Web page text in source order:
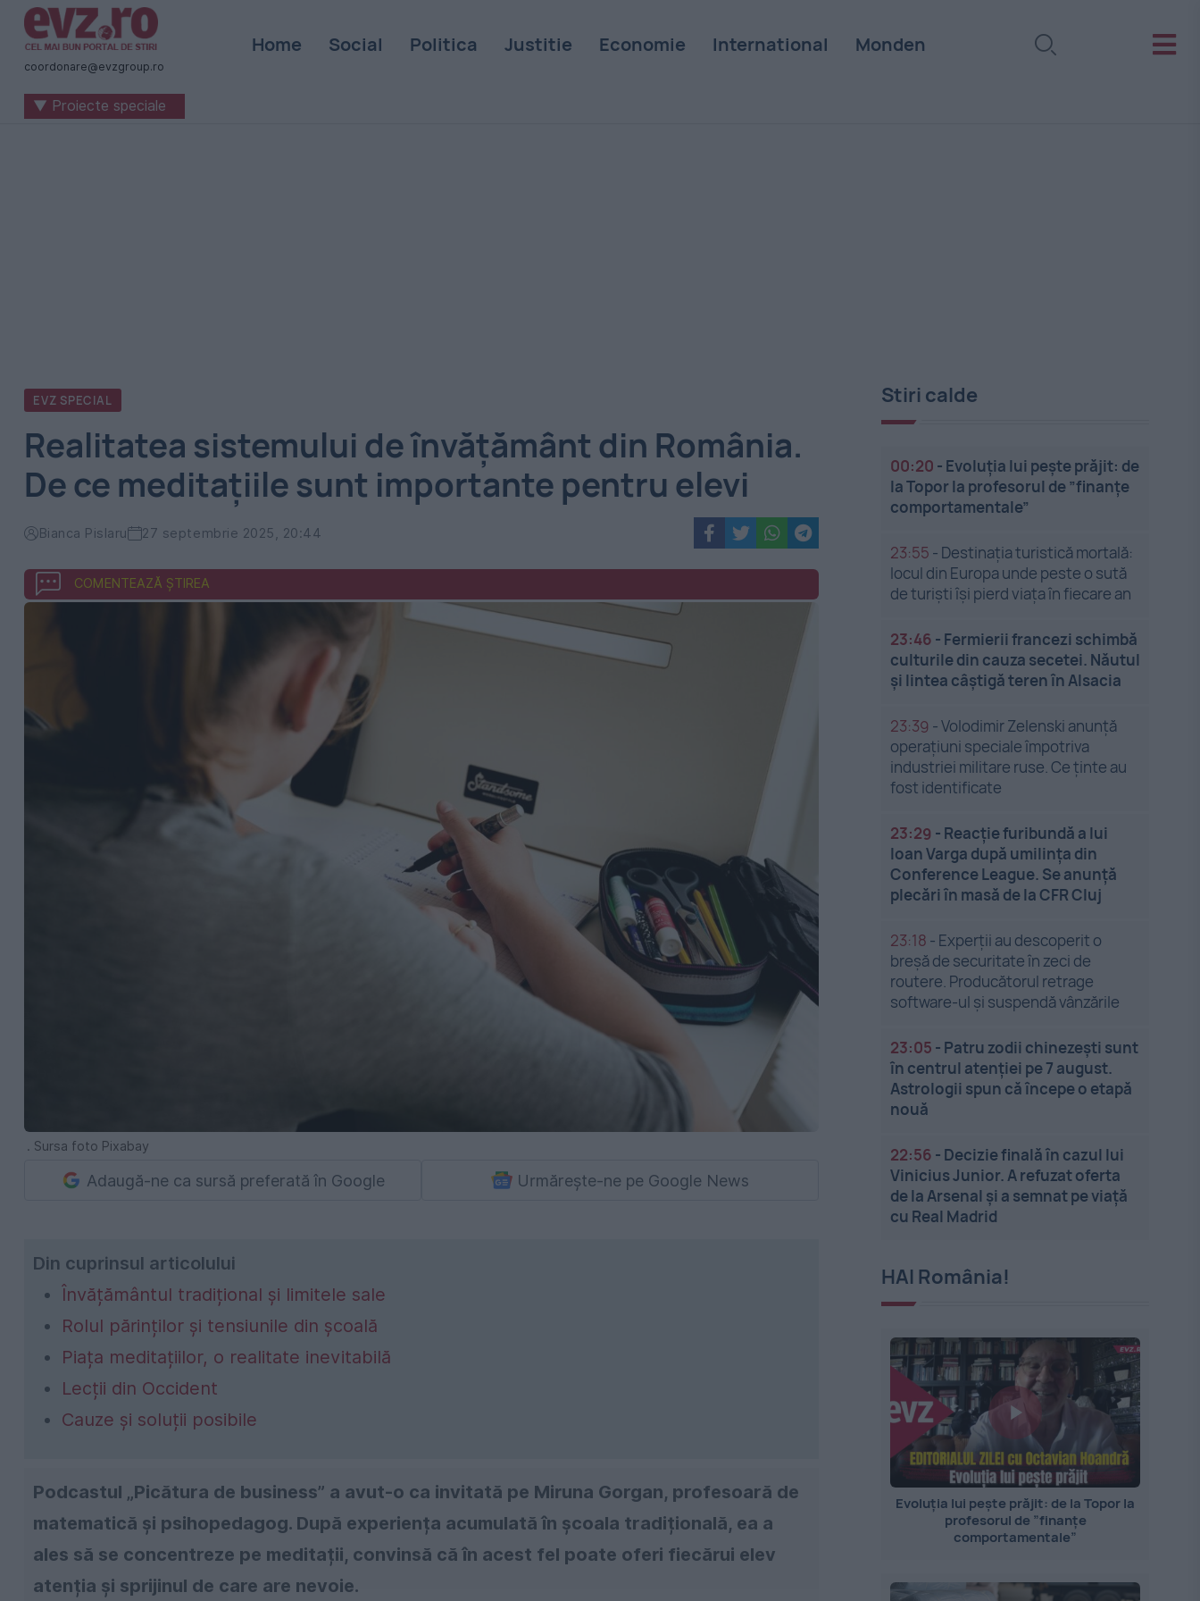
Știri
naționale
internaționale
coordonare@evzgroup.ro
Home Social Politica Justitie Economie International Monden
▼ Proiecte speciale
EVZ SPECIAL
Realitatea sistemului de învățământ din România.
De ce meditațiile sunt importante pentru elevi
Bianca Pislaru 27 septembrie 2025, 20:44
COMENTEAZĂ ȘTIREA
. Sursa foto Pixabay
Adaugă-ne ca sursă preferată în Google Urmărește-ne pe Google News
Din cuprinsul articolului
Învățământul tradițional și limitele sale
Rolul părinților și tensiunile din școală
Piața meditațiilor, o realitate inevitabilă
Lecții din Occident
Cauze și soluții posibile
Podcastul „Picătura de business” a avut-o ca invitată pe Miruna Gorgan, profesoară de
matematică și psihopedagog. După experiența acumulată în școala tradițională, ea a
ales să se concentreze pe meditații, convinsă că în acest fel poate oferi fiecărui elev
atenția și sprijinul de care are nevoie.
Stiri calde
00:20 - Evoluția lui pește prăjit: de
la Topor la profesorul de ”finanțe
comportamentale”
23:55 - Destinația turistică mortală:
locul din Europa unde peste o sută
de turiști își pierd viața în fiecare an
23:46 - Fermierii francezi schimbă
culturile din cauza secetei. Năutul
și lintea câștigă teren în Alsacia
23:39 -Volodimir Zelenski anunță
operațiuni speciale împotriva
industriei militare ruse. Ce ținte au
fost identificate
23:29 - Reacție furibundă a lui
Ioan Varga după umilința din
Conference League. Se anunță
plecări în masă de la CFR Cluj
23:18 - Experții au descoperit o
breșă de securitate în zeci de
routere. Producătorul retrage
software-ul și suspendă vânzările
23:05 - Patru zodii chinezești sunt
în centrul atenției pe 7 august.
Astrologii spun că începe o etapă
nouă
22:56 - Decizie finală în cazul lui
Vinicius Junior. A refuzat oferta
de la Arsenal și a semnat pe viață
cu Real Madrid
HAI România!
Evoluția lui pește prăjit: de la Topor la
profesorul de ”finanțe
comportamentale”